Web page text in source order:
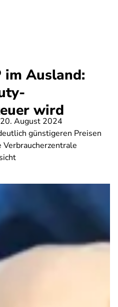
im Ausland:
wird
20. August 2024
günstigeren Preisen
Verbraucherzentrale